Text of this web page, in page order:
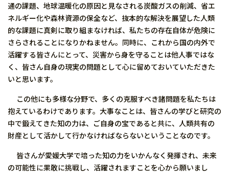
通の課題、地球温暖化の原因と見なされる炭酸ガスの削減、省エ
ネルギー化や森林資源の保全など、抜本的な解決を展望した人類
的な課題に真剣に取り組まなければ、私たちの存在自体が危険に
さらされることになりかねません。同時に、これから国の内外で
活躍する皆さんにとって、災害から身を守ることは他人事ではな
く、皆さん自身の現実の問題として心に留めておいていただきた
いと思います。
この他にも多様な分野で、多くの克服すべき諸問題を私たちは
抱えているわけであります。大事なことは、皆さんの学びと研究の
中で鍛えてきた知の力は、ご自身の宝であると共に、人類共有の
財産として活かして行かなければならないということなのです。
皆さんが愛媛大学で培った知の力をいかんなく発揮され、未来
の可能性に果敢に挑戦し、活躍されますことを心から願いまし